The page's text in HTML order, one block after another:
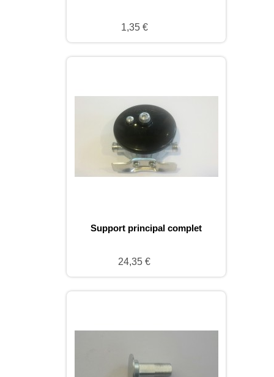
1,35 €
Support principal complet
24,35 €